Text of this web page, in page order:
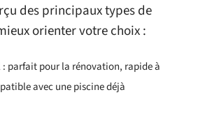
des principaux types de
orienter votre choix :
: parfait pour la rénovation, rapide à
avec une piscine déjà